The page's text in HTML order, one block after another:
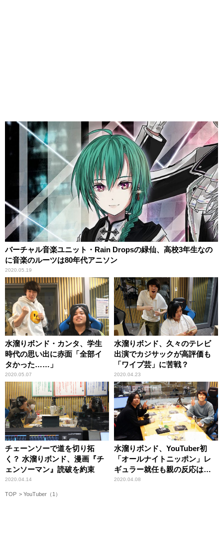
バーチャル音楽ユニット・Rain Dropsの緑仙、高校3年生なの
に音楽のルーツは80年代アニソン
2020.05.19
水溜りボンド・カンタ、学生
時代の思い出に赤面「全部イ
タかった……」
2020.05.07
水溜りボンド、久々のテレビ
出演でカジサックが高評価も
「ワイプ芸」に苦戦？
2020.04.23
チェーンソーで道を切り拓
く？ 水溜りボンド、漫画『チ
ェンソーマン』読破を約束
2020.04.14
水溜りボンド、YouTuber初
「オールナイトニッポン」レ
ギュラー就任も親の反応は微
妙？
2020.04.08
TOP YouTuber（1）